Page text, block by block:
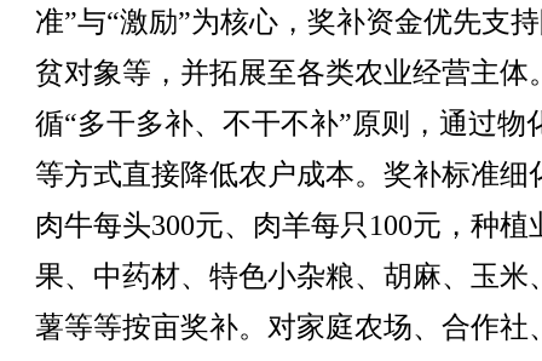
准”与“激励”为核心，奖补资金优先支
贫对象等，并拓展至各类农业经营主体
循“多干多补、不干不补”原则，通过物
等方式直接降低农户成本。奖补标准细
肉牛每头300元、肉羊每只100元，种植
果、中药材、特色小杂粮、胡麻、玉米
薯等等按亩奖补。对家庭农场、合作社